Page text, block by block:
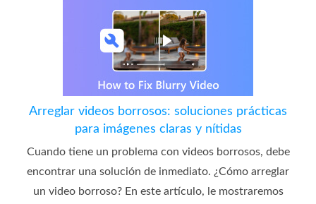
Arreglar videos borrosos: soluciones prácticas
para imágenes claras y nítidas
Cuando tiene un problema con videos borrosos, debe
encontrar una solución de inmediato. ¿Cómo arreglar
un video borroso? En este artículo, le mostraremos